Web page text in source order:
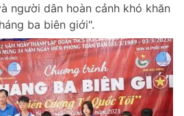
người dân hoàn cảnh khó khăn
ba biên giới".